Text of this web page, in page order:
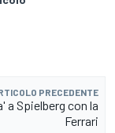
PRECEDENTE
a Spielberg con la
Ferrari